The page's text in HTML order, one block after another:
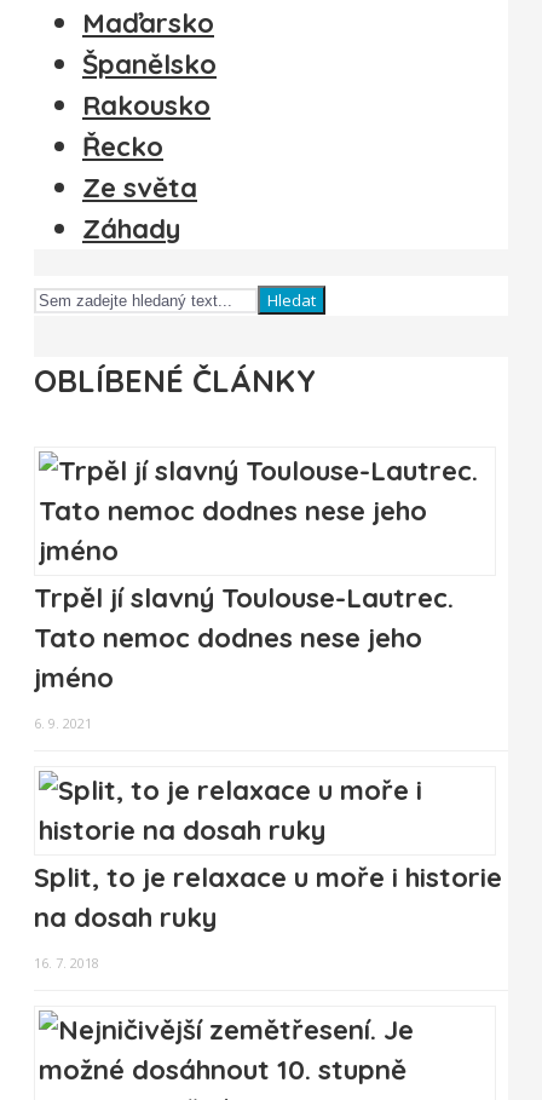
Maďarsko
Španělsko
Rakousko
Řecko
Ze světa
Záhady
Hledat
OBLÍBENÉ ČLÁNKY
Trpěl jí slavný Toulouse-Lautrec.
Tato nemoc dodnes nese jeho
jméno
6. 9. 2021
Split, to je relaxace u moře i historie
na dosah ruky
16. 7. 2018